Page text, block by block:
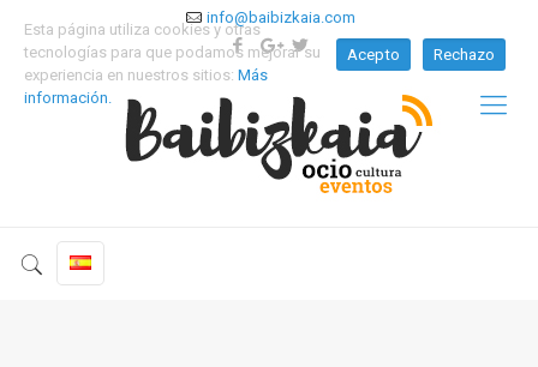
info@baibizkaia.com
Esta página utiliza cookies y otras
tecnologías para que podamos mejorar su
experiencia en nuestros sitios: Más
información.
Acepto Rechazo